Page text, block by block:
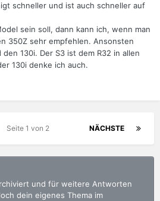
schneller und ist auch schneller auf
sein soll, dann kann ich, wenn man
350Z sehr empfehlen. Ansonsten
130i. Der S3 ist dem R32 in allen
130i denke ich auch.
NÄCHSTE
Seite 1 von 2
und für weitere Antworten
dein eigenes Thema im